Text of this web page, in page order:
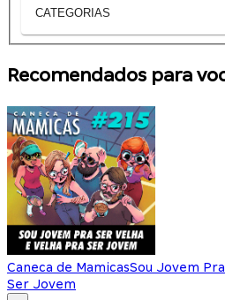
CATEGORIAS
Recomendados para
Caneca de MamicasSou Jovem
Ser Jovem